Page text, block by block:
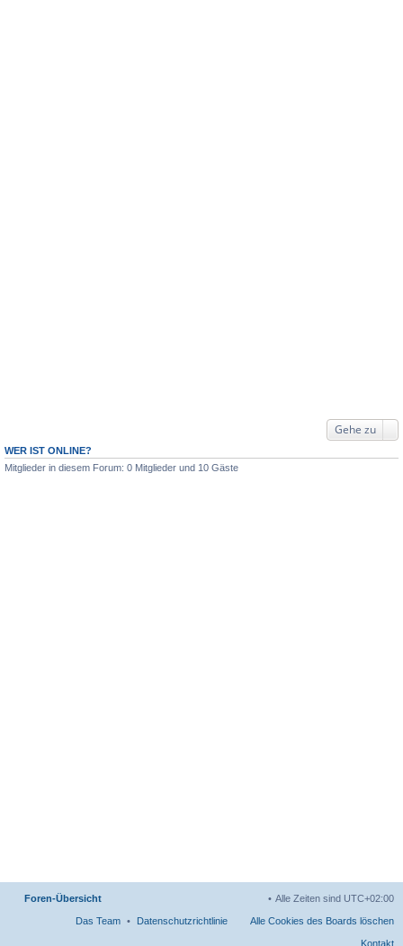
Gehe zu
WER IST ONLINE?
Mitglieder in diesem Forum: 0 Mitglieder und 10 Gäste
Foren-Übersicht Alle Zeiten sind UTC+02:00
Alle Cookies des Boards löschen
Datenschutzrichtlinie
Das Team
Kontakt